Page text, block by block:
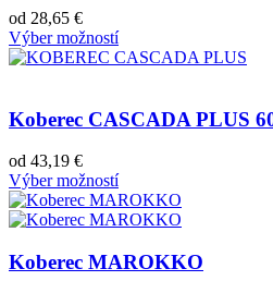
od 28,65 €
Výber možností
Koberec CASCADA PLUS
od 43,19 €
Výber možností
Koberec MAROKKO